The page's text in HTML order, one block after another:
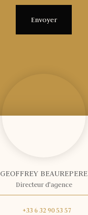
Envoyer
GEOFFREY BEAUREPERE
Directeur d'agence
+33 6 32 90 53 57